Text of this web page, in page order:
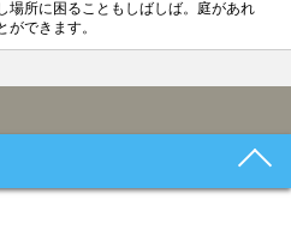
場所に困ることもしばしば。庭があれ
ができます。